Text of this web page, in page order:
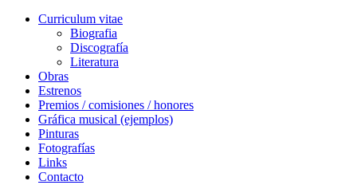
Curriculum vitae
Biografia
Discografía
Literatura
Obras
Estrenos
Premios / comisiones / honores
Gráfica musical (ejemplos)
Pinturas
Fotografías
Links
Contacto